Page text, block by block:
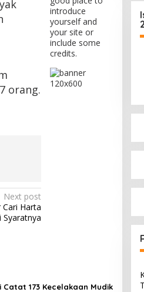
orang.
Next post
Harta
Syaratnya
introduce
yourself and
your site or
include some
credits.
Catat 173 Kecelakaan Mudik